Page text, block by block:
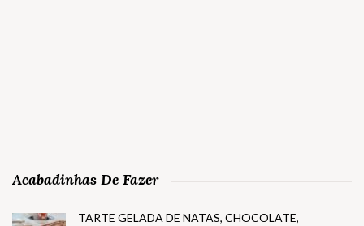
Acabadinhas De Fazer
TARTE GELADA DE NATAS, CHOCOLATE,